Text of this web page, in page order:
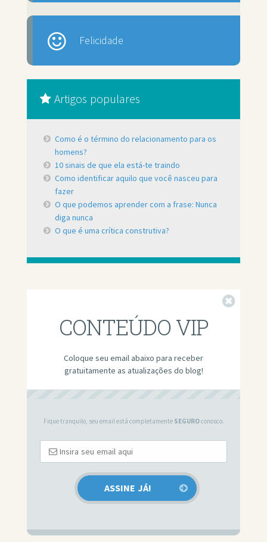
Felicidade
Artigos populares
Como é o término do relacionamento para os
homens?
10 sinais de que ela está-te traindo
Como identificar aquilo que você nasceu para
fazer
O que podemos aprender com a frase: Nunca
diga nunca
O que é uma crítica construtiva?
CONTEÚDO VIP
Coloque seu email abaixo para receber
gratuitamente as atualizações do blog!
Fique tranquilo, seu email está completamente SEGUROconosco.